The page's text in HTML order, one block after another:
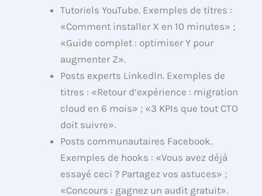
Tutoriels YouTube. Exemples de titres :
«Comment installer X en 10 minutes» ;
«Guide complet : optimiser Y pour
augmenter Z».
Posts experts LinkedIn. Exemples de
titres : «Retour d’expérience : migration
cloud en 6 mois» ; «3 KPIs que tout CTO
doit suivre».
Posts communautaires Facebook.
Exemples de hooks : «Vous avez déjà
essayé ceci ? Partagez vos astuces» ;
«Concours : gagnez un audit gratuit».